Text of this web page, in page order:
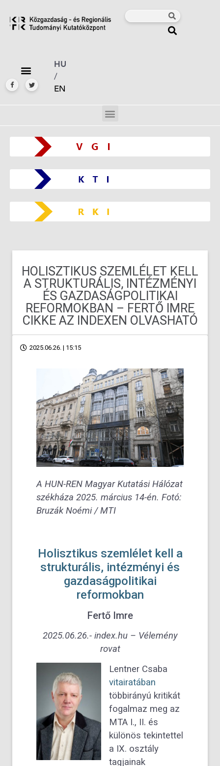
HU
/
EN
HOLISZTIKUS SZEMLÉLET KELL
A STRUKTURÁLIS, INTÉZMÉNYI
ÉS GAZDASÁGPOLITIKAI
REFORMOKBAN – FERTŐ IMRE
CIKKE AZ INDEXEN OLVASHATÓ
2025.06.26. | 15:15
A HUN-REN Magyar Kutatási Hálózat
székháza 2025. március 14-én. Fotó:
Bruzák Noémi / MTI
Holisztikus szemlélet kell a
strukturális, intézményi és
gazdaságpolitikai
reformokban
Fertő Imre
2025.06.26.- index.hu – Vélemény
rovat
Lentner Csaba
vitairatában
többirányú kritikát
fogalmaz meg az
MTA I., II. és
különös tekintettel
a IX. osztály
tagjainak